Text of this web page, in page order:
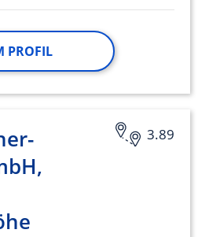
PROFIL
3.89